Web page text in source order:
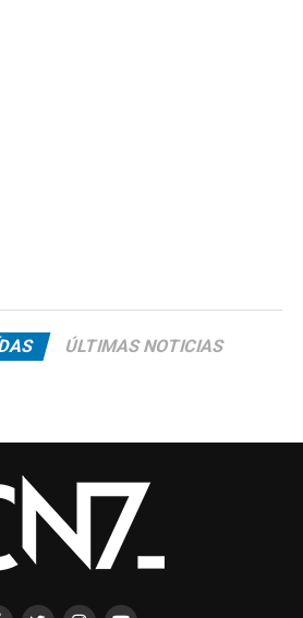
ÚLTIMAS NOTICIAS